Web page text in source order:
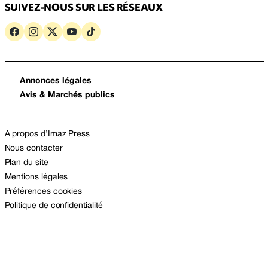
SUIVEZ-NOUS SUR LES RÉSEAUX
Annonces légales
Avis & Marchés publics
A propos d’Imaz Press
Nous contacter
Plan du site
Mentions légales
Préférences cookies
Politique de confidentialité